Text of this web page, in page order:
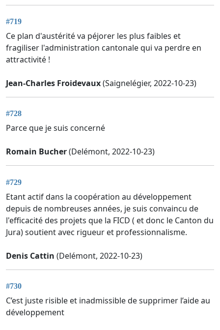
#719
Ce plan d'austérité va péjorer les plus faibles et
fragiliser l'administration cantonale qui va perdre en
attractivité !
Jean-Charles Froidevaux(Saignelégier, 2022-10-23)
#728
Parce que je suis concerné
Romain Bucher(Delémont, 2022-10-23)
#729
Etant actif dans la coopération au développement
depuis de nombreuses années, je suis convaincu de
l'efficacité des projets que la FICD ( et donc le Canton du
Jura) soutient avec rigueur et professionnalisme.
Denis Cattin (Delémont, 2022-10-23)
#730
C’est juste risible et inadmissible de supprimer l’aide au
développement